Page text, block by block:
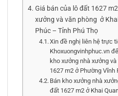
Giá bán của lô đất 1627
xưởng và văn phòng ở
Phúc – Tỉnh Phú Thọ
Xin đề nghị liên hệ trực
Khoxuongvinhphuc.vn
kho xưởng nhà xưởng
1627 m2 ở Phường Vĩnh
Bán kho xưởng nhà
đất 1627 m2 ở Khai